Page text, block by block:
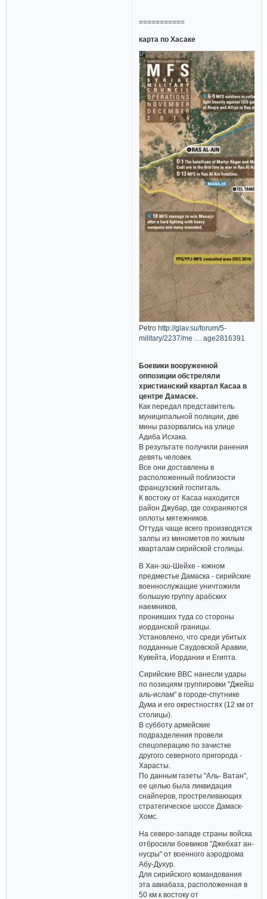
===========
карта по Хасаке
Petro http://glav.su/forum/5-
military/2237/me … age2816391
Боевики вооруженной
оппозиции обстреляли
христианский квартал Касаа в
центре Дамаске.
Как передал представитель
муниципальной полиции, две
мины разорвались на улице
Адиба Исхака.
В результате получили ранения
девять человек.
Все они доставлены в
расположенный поблизости
французский госпиталь.
К востоку от Касаа находится
район Джубар, где сохраняются
оплоты мятежников.
Оттуда чаще всего производятся
залпы из минометов по жилым
кварталам сирийской столицы.
В Хан-эш-Шейхе - южном
предместье Дамаска - сирийские
военнослужащие уничтожили
большую группу арабских
наемников,
проникших туда со стороны
иорданской границы.
Установлено, что среди убитых
подданные Саудовской Аравии,
Кувейта, Иордании и Египта.
Сирийские ВВС нанесли удары
по позициям группировки "Джейш
аль-ислам" в городе-спутнике
Дума и его окрестностях (12 км от
столицы).
В субботу армейские
подразделения провели
спецоперацию по зачистке
другого северного пригорода -
Харасты.
По данным газеты "Аль- Ватан",
ее целью была ликвидация
снайперов, простреливающих
стратегическое шоссе Дамаск-
Хомс.
На северо-западе страны войска
отбросили боевиков "Джебхат ан-
нусры" от военного аэродрома
Абу-Духур.
Для сирийского командования
эта авиабаза, расположенная в
50 км к востоку от